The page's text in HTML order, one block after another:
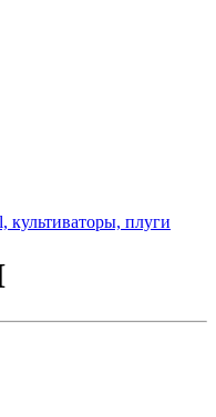
плуги